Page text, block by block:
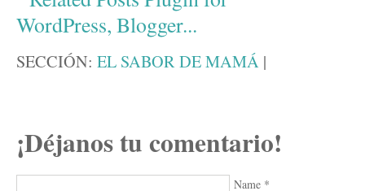
SECCIÓN: EL SABOR DE MAMÁ |
¡Déjanos tu comentario!
Name *